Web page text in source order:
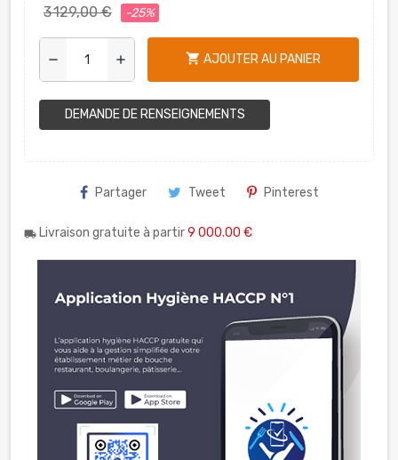
3 129,00 € -25%
remove add shopping_cart AJOUTER AU PANIER
DEMANDE DE RENSEIGNEMENTS
Partager Tweet Pinterest
local_shipping Livraison gratuite à partir9 000.00 €